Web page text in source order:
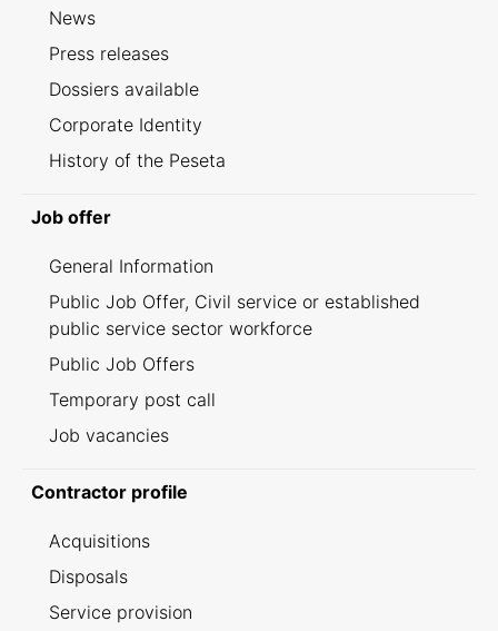
News
Press releases
Dossiers available
Corporate Identity
History of the Peseta
Job offer
General Information
Public Job Offer, Civil service or established
public service sector workforce
Public Job Offers
Temporary post call
Job vacancies
Contractor profile
Acquisitions
Disposals
Service provision